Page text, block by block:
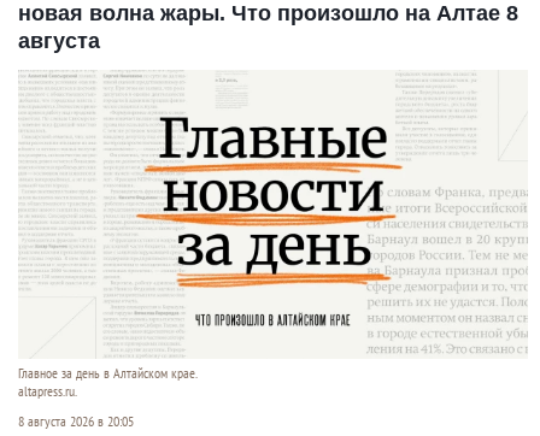
новая волна жары. Что произошло на Алтае 8
августа
Главное за день в Алтайском крае.
altapress.ru.
8 августа 2026 в 20:05